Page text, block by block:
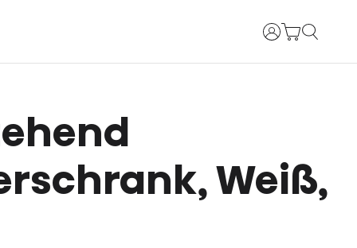
Anmelden
Weiß,